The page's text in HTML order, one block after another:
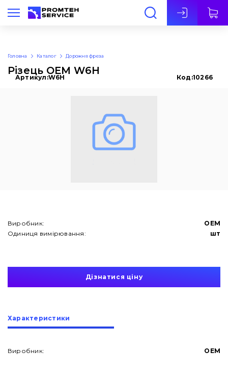
Укр
Про нас
Контакти
Головна Каталог Дорожня фреза
Різець OEM W6H
Артикул:W6H Код:10266
Виробник:
OEM
Одиниця вимірювання:
шт
Дізнатися ціну
Характеристики
Виробник: OEM